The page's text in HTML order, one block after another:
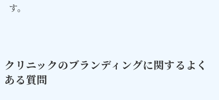
す。
クリニックのブランディングに関するよく
ある質問